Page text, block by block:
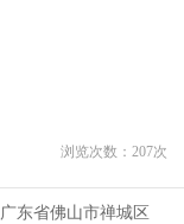
浏览次数： 207次
广东省佛山市禅城区